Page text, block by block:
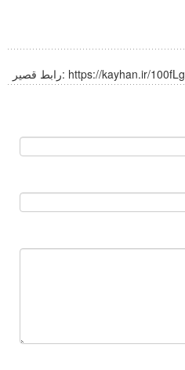
رابط قصير: https://kayhan.ir/100fLg